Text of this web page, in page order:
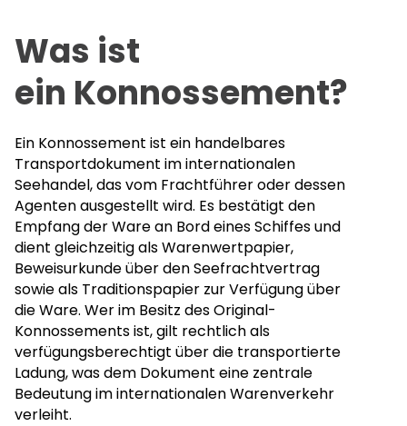
Was ist
ein Konnossement?
Ein Konnossement ist ein handelbares
Transportdokument im internationalen
Seehandel, das vom Frachtführer oder dessen
Agenten ausgestellt wird. Es bestätigt den
Empfang der Ware an Bord eines Schiffes und
dient gleichzeitig als Warenwertpapier,
Beweisurkunde über den Seefrachtvertrag
sowie als Traditionspapier zur Verfügung über
die Ware. Wer im Besitz des Original-
Konnossements ist, gilt rechtlich als
verfügungsberechtigt über die transportierte
Ladung, was dem Dokument eine zentrale
Bedeutung im internationalen Warenverkehr
verleiht.